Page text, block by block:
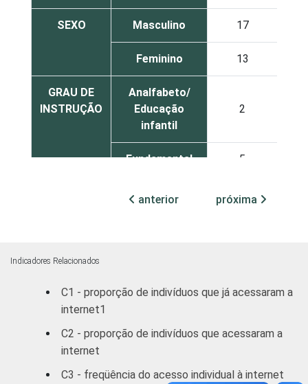
SEXO Masculino 17
Feminino 13
GRAU DE
INSTRUÇÃO
Analfabeto/
Educação
infantil
2
Fundamental 5
Médio 14
FAIXA
anos
anos
21
anterior próxima
Indicadores Relacionados
C1 - proporção de indivíduos que já acessaram a
internet1
C2 - proporção de indivíduos que acessaram a
internet
C3 - freqüência do acesso individual à internet